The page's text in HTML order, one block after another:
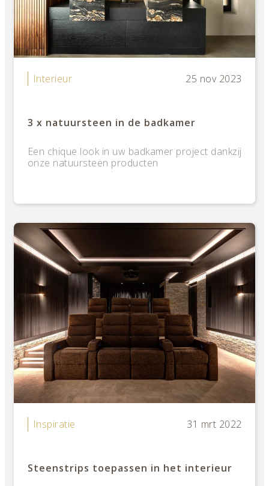
Interieur 25 nov 2023
3 x natuursteen in de badkamer
Een chique look in uw badkamer project dankzij
onze natuursteen producten
Inspiratie 31 mrt 2022
Steenstrips toepassen in het interieur